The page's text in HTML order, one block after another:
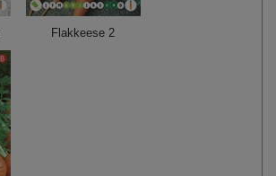
Flakkeese 2